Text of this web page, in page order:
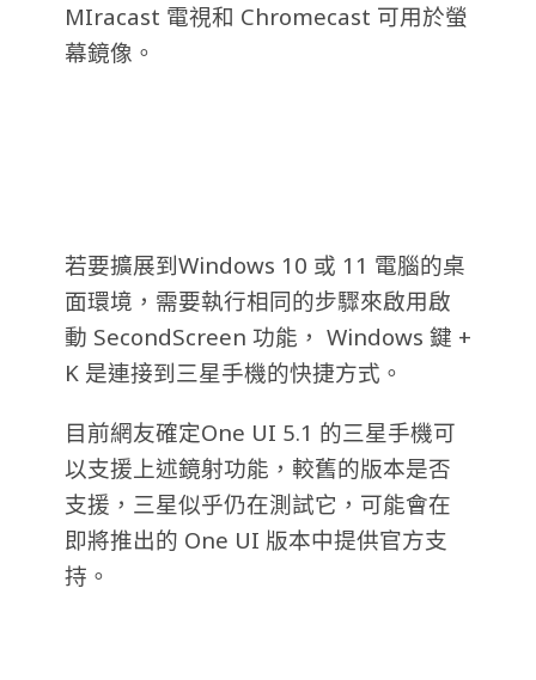
MIracast 電視和 Chromecast 可用於螢
幕鏡像。
若要擴展到Windows 10 或 11 電腦的桌
面環境，需要執行相同的步驟來啟用啟
動 SecondScreen 功能， Windows 鍵 +
K 是連接到三星手機的快捷方式。
目前網友確定One UI 5.1 的三星手機可
以支援上述鏡射功能，較舊的版本是否
支援，三星似乎仍在測試它，可能會在
即將推出的 One UI 版本中提供官方支
持。